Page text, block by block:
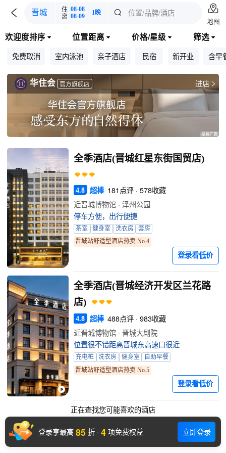
 晋城 住 08-08
离 08-09 1晚  位置/品牌/酒店 
地图
欢迎度排序 位置距离  价格/星级  筛选 
免费取消 室内泳池 亲子酒店 民宿 新开业 含早
华住会 官方旗舰店 进店 
全季酒店(晋城红星东街国贸店)
4.8 超棒 181点评 · 578收藏
近晋城博物馆 · 泽州公园
停车方便，出行便捷
茶室 健身室 洗衣房
套房
晋城站舒适型酒店热卖 No.4
登录看低价
全季酒店(晋城经济开发区兰花路
店)
4.8 超棒 488点评 · 983收藏
近晋城博物馆 · 晋城大剧院
位置很不错距离晋城东高速口很近
充电桩 洗衣房 健身室
自助早餐
晋城站舒适型酒店热卖 No.5
登录看低价
正在查找您可能喜欢的酒店
登录享最高 85 折 · 4 项免费权益 立即登录